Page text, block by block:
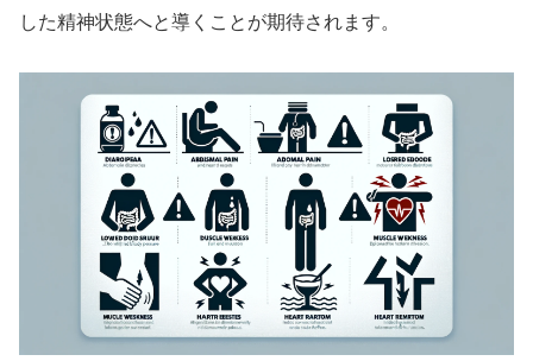
した精神状態へと導くことが期待されます。